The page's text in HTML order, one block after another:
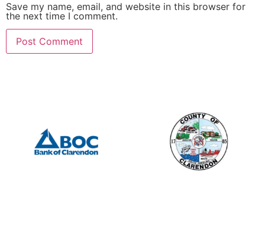
Save my name, email, and website in this browser for
the next time I comment.